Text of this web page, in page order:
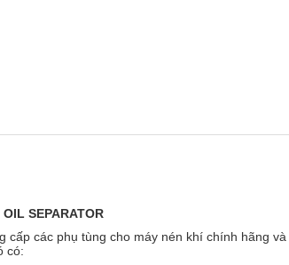
SEPARATOR
cấp các phụ tùng cho máy nén khí chính hãng
có: